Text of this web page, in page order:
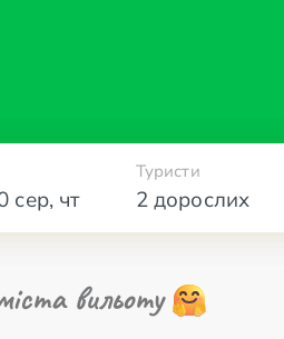
сер, чт 2 дорослих
Туристи
вильоту